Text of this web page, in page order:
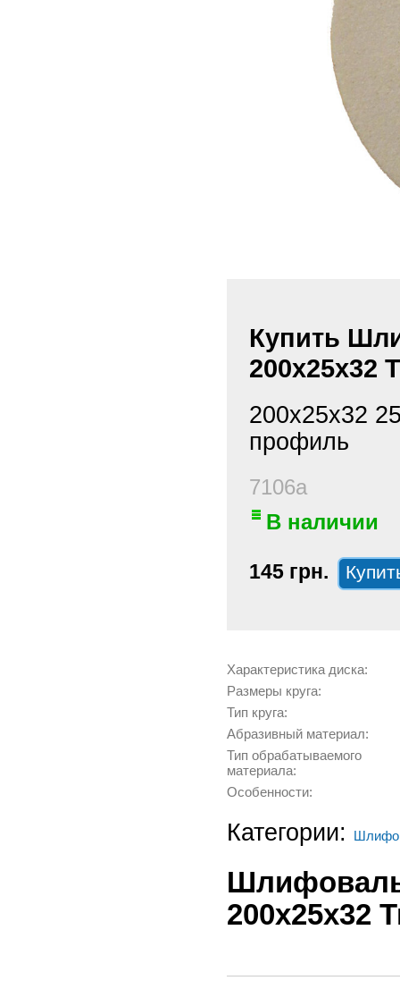
Купить
200х25х32
200х25х32
профиль
7106а
В наличии
145 грн.
Характеристика диска:
Размеры круга:
Тип круга:
Абразивный материал:
Тип обрабатываемого
материала:
Особенности:
Категории:
200х25х32